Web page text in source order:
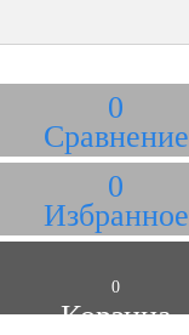
0
Сравнение
0
Избранное
0
Корзина